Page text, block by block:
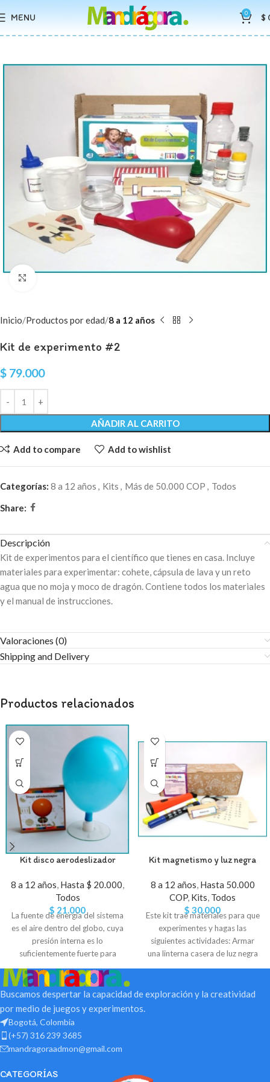
MENU 0 $
Inicio Productos por edad 8 a 12 años
Kit de experimento #2
$ 79.000
AÑADIR AL CARRITO
Add to compare Add to wishlist
Categorías: 8 a 12 años , Kits , Más de 50.000 COP , Todos
Share:
Descripción
Kit de experimentos para el científico que tienes en casa. Incluye
materiales para experimentar: cohete, cápsula de lava y un reto
agua que no moja y moco de dragón. Contiene todos los materiales
y el manual de instrucciones.
Valoraciones (0)
Shipping and Delivery
Productos relacionados
Kit disco aerodeslizador
8 a 12 años, Hasta $ 20.000,
Todos
$ 21.000
La fuente de energía del sistema
es el aire dentro del globo, cuya
presión interna es lo
suficientemente fuerte para
por completo, el aerodeslizador
casero queda sin energía y se
detiene.
Kit magnetismo y luz negra
8 a 12 años, Hasta 50.000
COP, Kits, Todos
$ 30.000
Este kit trae materiales para que
experimentes y hagas las
siguientes actividades: Armar
una linterna casera de luz negra
Buscamos despertar la capacidad de exploración y la creatividad
por medio de juegos y experimentos.
Bogotá, Colombia
(+57) 316 239 3685
mandragoraadmon@gmail.com
CATEGORÍAS